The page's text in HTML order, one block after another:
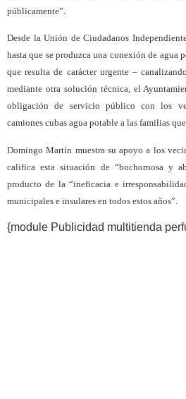
públicamente”.
Desde la Unión de Ciudadanos
hasta que se produzca una conexión de agua
que resulta de carácter urgente –
mediante otra solución técnica, el
obligación de servicio público con los
camiones cubas agua potable a las familias
Domingo Martín muestra su apoyo a los
califica esta situación de “bochornosa y
producto de la “ineficacia e
municipales e insulares en todos estos años”.
{module Publicidad multitienda